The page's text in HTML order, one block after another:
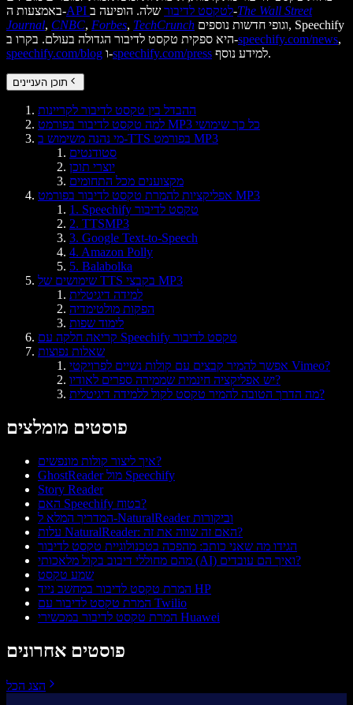
באמצעות ה-
API לטקסט לדיבורשלה. הופיעה ב-The Wall Street
Journal, CNBC, Forbes, TechCrunch
היא ספקית טקסט לדיבור הגדולה בעולם. בקרו ב-speechify.com/news,
speechify.com/blog ו-speechify.com/press למידע נוסף.
תוכן העניינים
ההבדל בין טקסט לדיבור לקריינות
למה טקסט לדיבור בפורמט MP3 כל כך שימושי
מי נהנה משימוש ב-TTS בפורמט MP3
סטודנטים
יוצרי תוכן
מקצוענים מכל התחומים
אפליקציות להמרת טקסט לדיבור בפורמט MP3
1. Speechify טקסט לדיבור
2. TTSMP3
3. Google Text-to-Speech
4. Amazon Polly
5. Balabolka
שימושים של TTS בקבצי MP3
למידה דיגיטלית
הפקות מולטימדיה
לימוד שפות
קריאה חלקה עם Speechify טקסט לדיבור
שאלות נפוצות
אפשר להמיר קבצים עם קולות נשיים לפרויקטי Vimeo?
יש אפליקציה חינמית שממירה ספרים לאודיו?
מה הדרך הטובה להמיר טקסט לקול ללמידה דיגיטלית?
פוסטים מומלצים
איך ליצור קולות מונפשים?
GhostReader מול Speechify
Story Reader
האם Speechify בטוח?
המדריך המלא ל-NaturalReader וביקורות
עלות NaturalReader: האם זה שווה את זה?
הגידו מה שאני כותב: מהפכה בטכנולוגיית טקסט לדיבור
מהם מחוללי דיבוב בקול מלאכותי (AI) ואיך הם עובדים?
שמע טקסט
המרת טקסט לדיבור במחשב נייד HP
המרת טקסט לדיבור עם Twilio
המרת טקסט לדיבור במכשירי Huawei
פוסטים אחרונים
הצג הכל